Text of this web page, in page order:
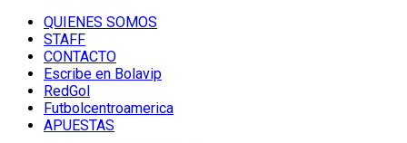
QUIENES SOMOS
STAFF
CONTACTO
Escribe en Bolavip
RedGol
Futbolcentroamerica
APUESTAS